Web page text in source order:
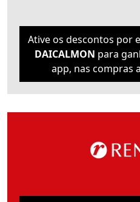
Ative os descontos por
DAICALMON para
app, nas compras